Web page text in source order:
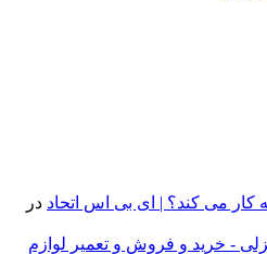
در
- خرید و فروش و تعمیر لوازم